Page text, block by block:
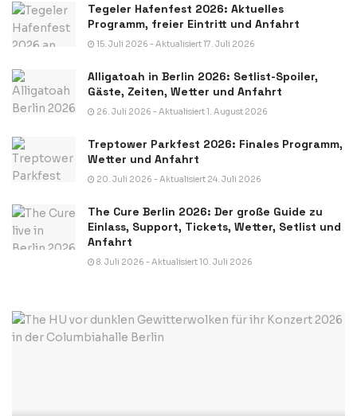
Tegeler Hafenfest 2026: Aktuelles
Programm, freier Eintritt und Anfahrt
15. Juli 2026 - Aktualisiert 17. Juli 2026
Alligatoah in Berlin 2026: Setlist-Spoiler,
Gäste, Zeiten, Wetter und Anfahrt
26. Juli 2026 - Aktualisiert 1. August 2026
Treptower Parkfest 2026: Finales Programm,
Wetter und Anfahrt
20. Juli 2026 - Aktualisiert 24. Juli 2026
The Cure Berlin 2026: Der große Guide zu
Einlass, Support, Tickets, Wetter, Setlist und
Anfahrt
8. Juli 2026 - Aktualisiert 10. Juli 2026